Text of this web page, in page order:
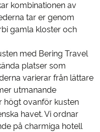
kombinationen av
tar er genom
gamla kloster och
med Bering Travel
platser som
varierar från lättare
utmanande
högt ovanför kusten
havet. Vi ordnar
på charmiga hotell